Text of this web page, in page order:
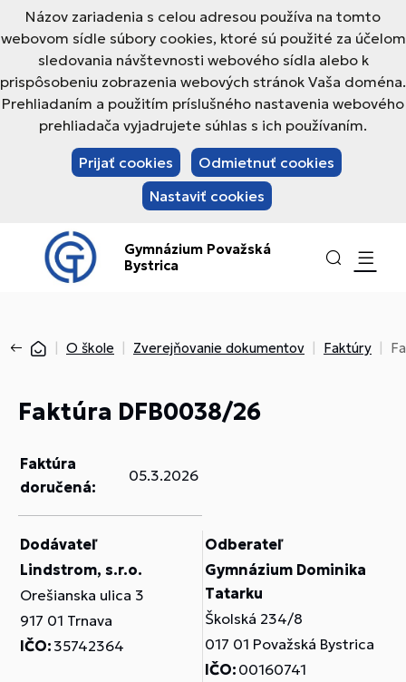
Názov zariadenia s celou adresou používa na tomto
webovom sídle súbory cookies, ktoré sú použité za účelom
sledovania návštevnosti webového sídla alebo k
prispôsobeniu zobrazenia webových stránok Vaša doména.
Prehliadaním a použitím príslušného nastavenia webového
prehliadača vyjadrujete súhlas s ich používaním.
Prijať cookies
Odmietnuť cookies
Nastaviť cookies
Gymnázium Považská
Bystrica
O škole Zverejňovanie dokumentov Faktúry
Faktúra DFB0038/26
Faktúra
doručená:
05.3.2026
Dodávateľ
Lindstrom, s.r.o.
Orešianska ulica 3
917 01 Trnava
IČO: 35742364
Odberateľ
Gymnázium Dominika
Tatarku
Školská 234/8
017 01 Považská Bystrica
IČO: 00160741